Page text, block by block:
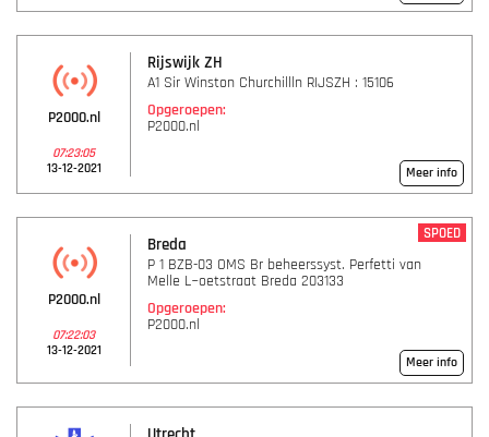
P2000.nl
07:23:05
13-12-2021
Rijswijk ZH
A1 Sir Winston Churchillln RIJSZH : 15106
Opgeroepen:
P2000.nl
Meer info
P2000.nl
07:22:03
13-12-2021
Breda
SPOED
P 1 BZB-03 OMS Br beheerssyst. Perfetti van
Melle L~oetstraat Breda 203133
Opgeroepen:
P2000.nl
Meer info